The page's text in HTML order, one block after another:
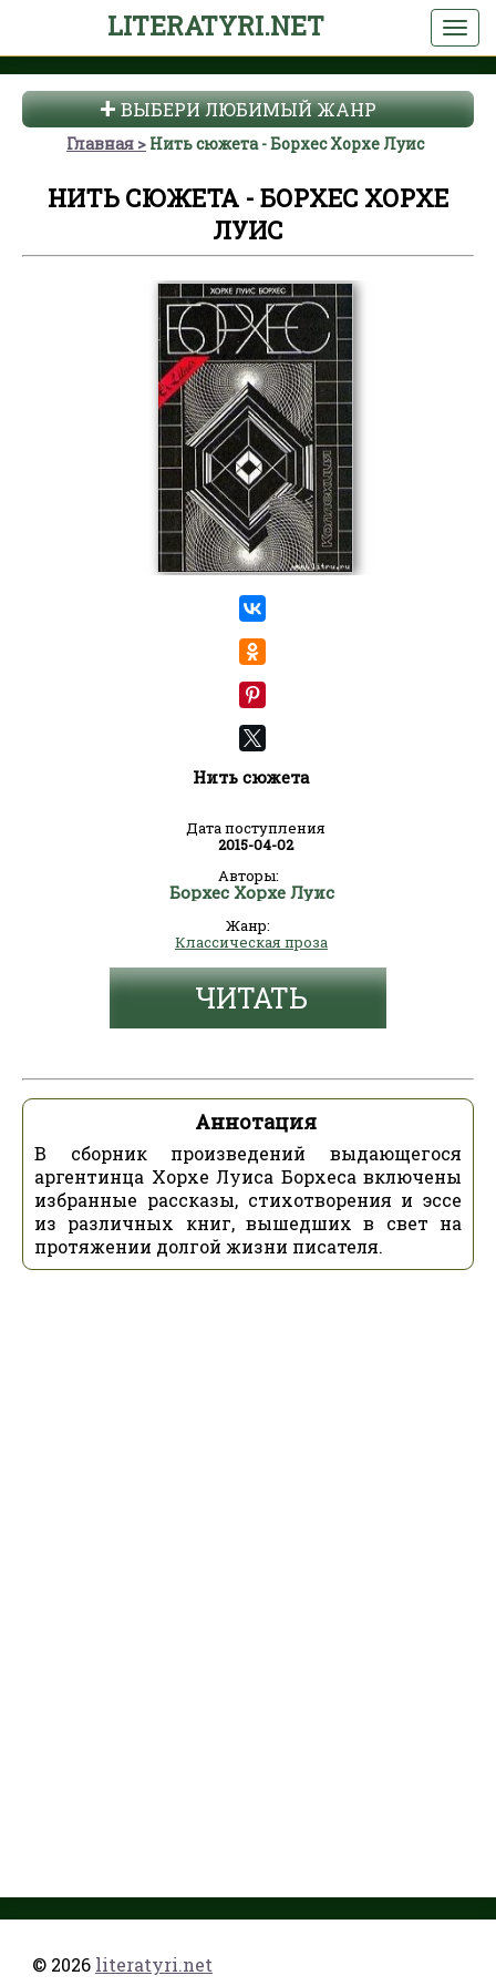
LITERATYRI.NET
ВЫБЕРИ ЛЮБИМЫЙ ЖАНР
Главная Нить сюжета - Борхес Хорхе Луис
НИТЬ СЮЖЕТА - БОРХЕС ХОРХЕ
ЛУИС
Нить сюжета
Дата поступления
2015-04-02
Авторы:
Борхес Хорхе Луис
Жанр:
Классическая проза
ЧИТАТЬ
Аннотация
В сборник произведений выдающегося
аргентинца Хорхе Луиса Борхеса включены
избранные рассказы, стихотворения и эссе
из различных книг, вышедших в свет на
протяжении долгой жизни писателя.
© 2026 literatyri.net